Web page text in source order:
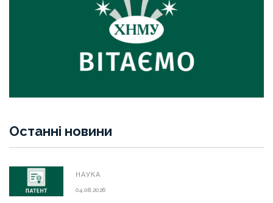
Останні новини
НАУКА
04.08.2026